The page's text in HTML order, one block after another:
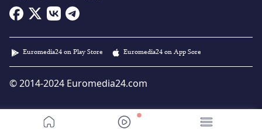
© 2014-2024 Euromedia24.com
Euromedia24 on Play Store Euromedia24 on App Sore